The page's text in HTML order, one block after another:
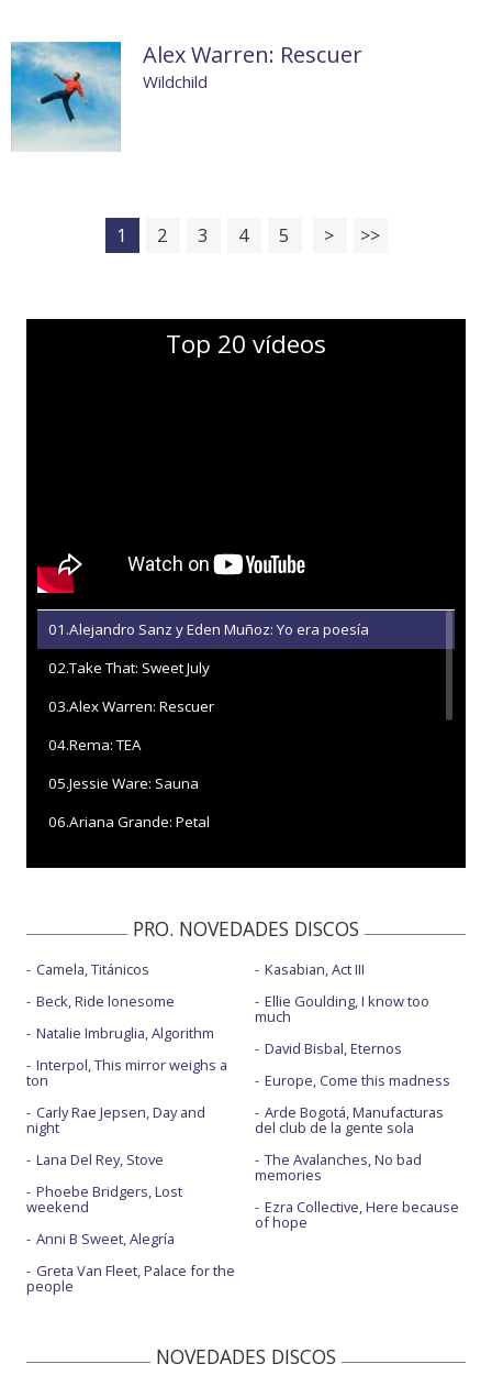
Alex Warren: Rescuer
Wildchild
1 2 3 4 5 > >>
Top 20 vídeos
01.Alejandro Sanz y Eden Muñoz: Yo era poesía
02.Take That: Sweet July
03.Alex Warren: Rescuer
04.Rema: TEA
05.Jessie Ware: Sauna
06.Ariana Grande: Petal
09.Benny Blanco con Selena Gomez y Becky G: Te olvido
10.FLO: Remedied
11.Charli xcx: Camera
12.Kacey Musgraves: Mexico honey
13.U2: Street of dreams
15.Queens of the Stone Age: Easy Street
16.Mastodon: Snakes for dinner
17.Judeline: Besito
18.The Rolling Stones: Jealous lover
PRO. NOVEDADES DISCOS
Camela, Titánicos
Beck, Ride lonesome
Natalie Imbruglia, Algorithm
Interpol, This mirror weighs a
ton
Carly Rae Jepsen, Day and
night
Lana Del Rey, Stove
Phoebe Bridgers, Lost
weekend
Anni B Sweet, Alegría
Greta Van Fleet, Palace for the
people
Kasabian, Act III
Ellie Goulding, I know too
much
David Bisbal, Eternos
Europe, Come this madness
Arde Bogotá, Manufacturas
del club de la gente sola
The Avalanches, No bad
memories
Ezra Collective, Here because
of hope
NOVEDADES DISCOS